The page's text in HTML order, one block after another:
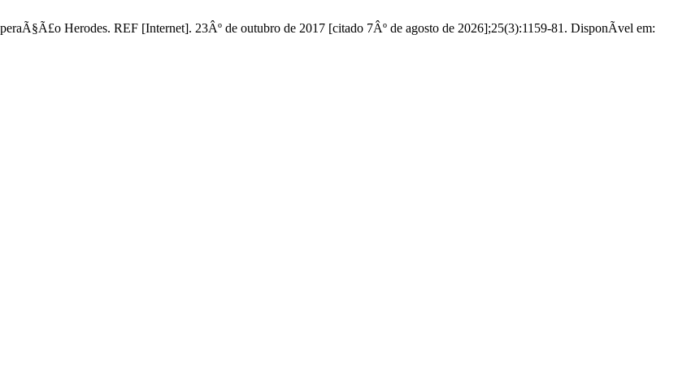
Herodes. REF [Internet]. 23Âº de outubro de 2017 [citado 7Âº de agosto de 2026];25(3):1159-81. DisponÃ­vel em: